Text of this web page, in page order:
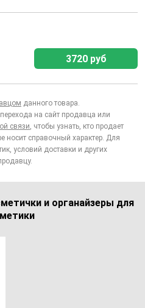
3720 руб
данного товара.
на сайт продавца или
связи, чтобы узнать, кто продает
носит справочный характер. Для
условий доставки и других
и органайзеры для